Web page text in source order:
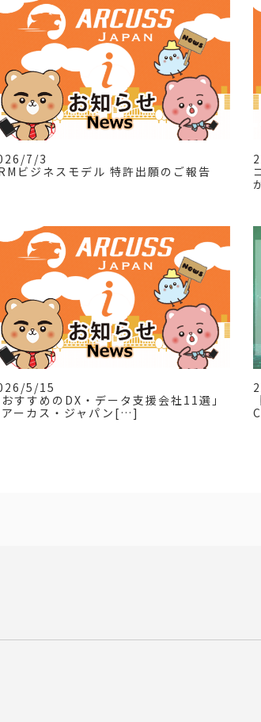
7/3
ビジネスモデル 特許出願のご報告
5/15
おすすめのDX・データ支援会社11選」
アーカス・ジャパン[…]